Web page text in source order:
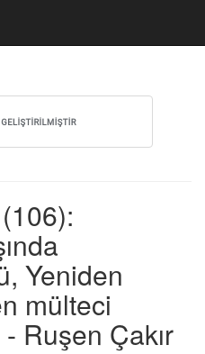
Yeniden
mülteci
Ruşen Çakır